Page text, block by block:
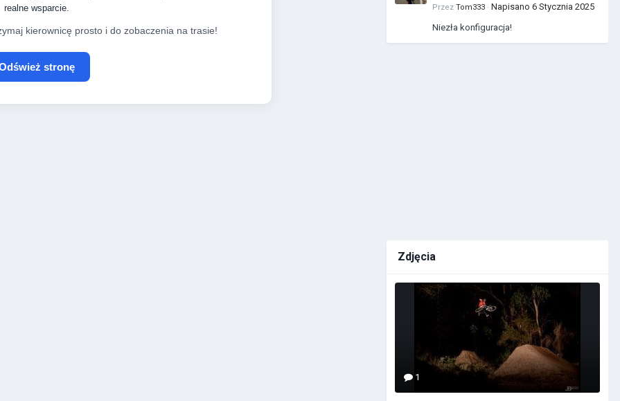
realne wsparcie.
kierownicę prosto i do zobaczenia na trasie!
stronę
Przez Tom333 · Napisano 6 Stycznia 2025
Niezła konfiguracja!
Zdjęcia
1